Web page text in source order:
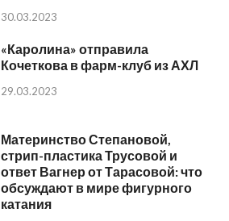
30.03.2023
«Каролина» отправила
Кочеткова в фарм-клуб из АХЛ
29.03.2023
Материнство Степановой,
стрип-пластика Трусовой и
ответ Вагнер от Тарасовой: что
обсуждают в мире фигурного
катания